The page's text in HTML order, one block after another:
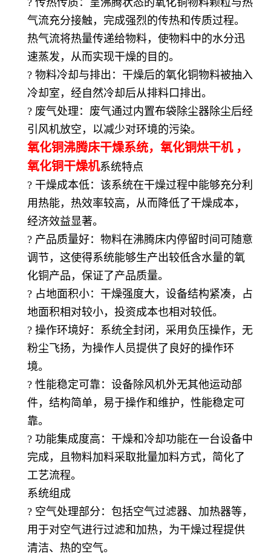
? 传热传质：呈沸腾状态的氧化铜物料颗粒与热
气流充分接触，完成强烈的传热和传质过程。
热气流将热量传递给物料，使物料中的水分迅
速蒸发，从而实现干燥的目的。
? 物料冷却与排出：干燥后的氧化铜物料被抽入
冷却室，经自然冷却后从排料口排出。
? 废气处理：废气通过内置布袋除尘器除尘后经
引风机放空，以减少对环境的污染。
氧化铜沸腾床干燥系统，氧化铜烘干机 ，
氧化铜干燥机系统特点
? 干燥成本低：该系统在干燥过程中能够充分利
用热能，热效率较高，从而降低了干燥成本，
经济效益显著。
? 产品质量好：物料在沸腾床内停留时间可随意
调节，这使得系统能够生产出较低含水量的氧
化铜产品，保证了产品质量。
? 占地面积小：干燥强度大，设备结构紧凑，占
地面积相对较小，投资成本也相对较低。
? 操作环境好：系统全封闭，采用负压操作，无
粉尘飞扬，为操作人员提供了良好的操作环
境。
? 性能稳定可靠：设备除风机外无其他运动部
件，结构简单，易于操作和维护，性能稳定可
靠。
? 功能集成度高：干燥和冷却功能在一台设备中
完成，且物料加料采取批量加料方式，简化了
工艺流程。
系统组成
? 空气处理部分：包括空气过滤器、加热器等，
用于对空气进行过滤和加热，为干燥过程提供
清洁、热的空气。